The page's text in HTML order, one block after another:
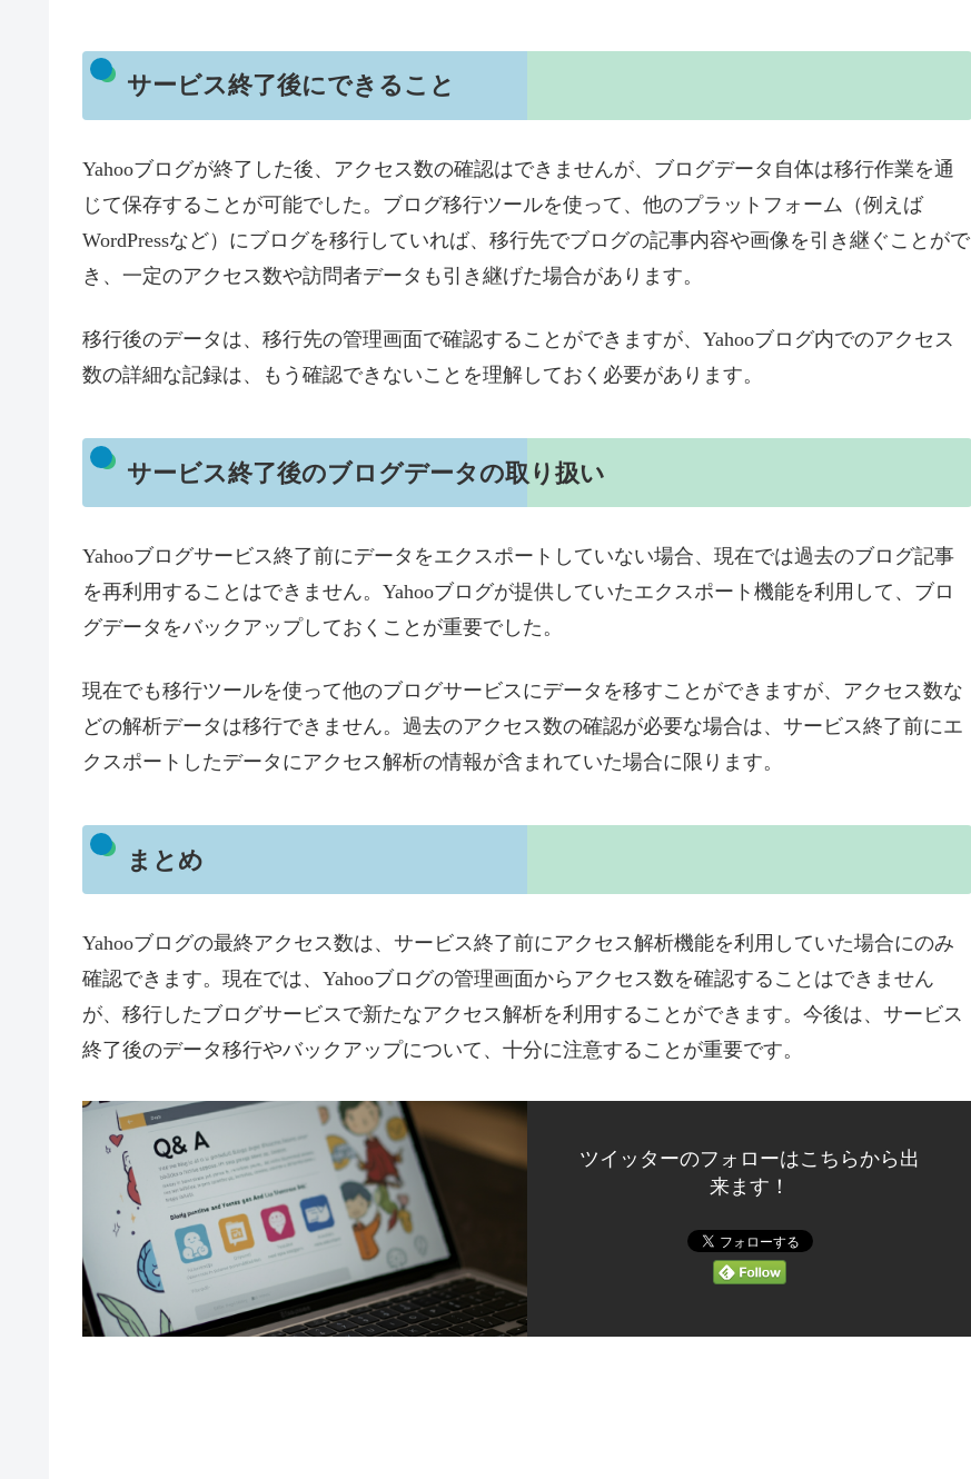
サービス終了後にできること
Yahooブログが終了した後、アクセス数の確認はできませんが、ブログデータ自体は移行作業を通
じて保存することが可能でした。ブログ移行ツールを使って、他のプラットフォーム（例えば
WordPressなど）にブログを移行していれば、移行先でブログの記事内容や画像を引き継ぐことがで
き、一定のアクセス数や訪問者データも引き継げた場合があります。
移行後のデータは、移行先の管理画面で確認することができますが、Yahooブログ内でのアクセス
数の詳細な記録は、もう確認できないことを理解しておく必要があります。
サービス終了後のブログデータの取り扱い
Yahooブログサービス終了前にデータをエクスポートしていない場合、現在では過去のブログ記事
を再利用することはできません。Yahooブログが提供していたエクスポート機能を利用して、ブロ
グデータをバックアップしておくことが重要でした。
現在でも移行ツールを使って他のブログサービスにデータを移すことができますが、アクセス数な
どの解析データは移行できません。過去のアクセス数の確認が必要な場合は、サービス終了前にエ
クスポートしたデータにアクセス解析の情報が含まれていた場合に限ります。
まとめ
Yahooブログの最終アクセス数は、サービス終了前にアクセス解析機能を利用していた場合にのみ
確認できます。現在では、Yahooブログの管理画面からアクセス数を確認することはできません
が、移行したブログサービスで新たなアクセス解析を利用することができます。今後は、サービス
終了後のデータ移行やバックアップについて、十分に注意することが重要です。
ツイッターのフォローはこちらから出
来ます！